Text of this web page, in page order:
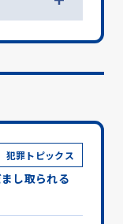
犯罪トピックス
し取られる